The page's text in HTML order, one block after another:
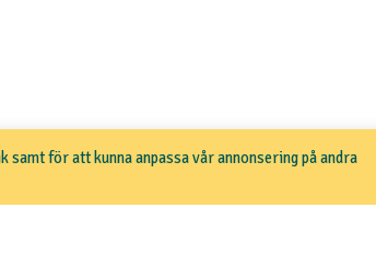
för att kunna anpassa vår annonsering på andra